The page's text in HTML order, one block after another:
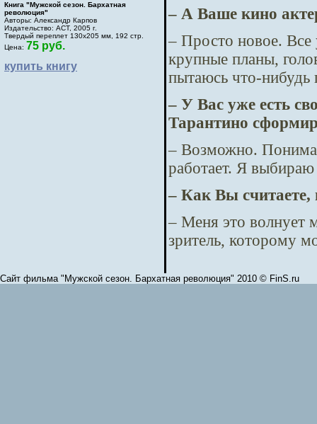
Книга "Мужской сезон. Бархатная
революция"
Авторы: Александр Карпов
Издательство: АСТ, 2005 г.
Твердый переплет 130х205 мм, 192 стр.
Цена: 75 руб.
купить книгу
– А Ваше кино
– Просто новое. Все
крупные планы,
пытаюсь что-нибудь
– У Вас уже есть
Тарантино
– Возможно.
работает. Я
– Как Вы
– Меня это волнует
зритель, которому
Сайт фильма "Мужской сезон. Бархатная революция" 2010 © FinS.ru